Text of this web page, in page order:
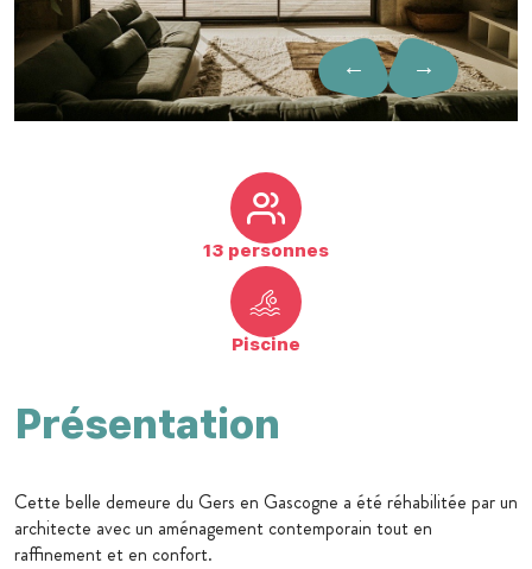
← →
13 personnes
Piscine
Présentation
Cette belle demeure du Gers en Gascogne a été réhabilitée par un
architecte avec un aménagement contemporain tout en
raffinement et en confort.